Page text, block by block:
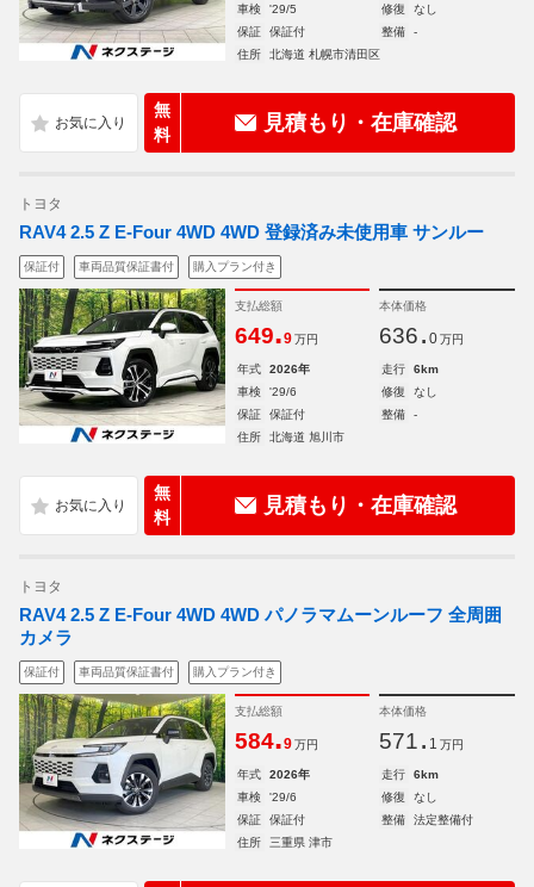
車検
'29/5 修復
なし
保証
保証付 整備
-
住所
北海道 札幌市清田区
無
料
見積もり・在庫確認
トヨタ
RAV4 2.5 Z E-Four 4WD 4WD 登録済み未使用車 サンルー
保証付 車両品質保証書付 購入プラン付き
支払総額
649.9 万円
本体価格
636. 0 万円
年式 2026年 走行
6km
車検
'29/6 修復
なし
保証
保証付 整備
-
住所
北海道 旭川市
無
料
見積もり・在庫確認
トヨタ
RAV4 2.5 Z E-Four 4WD 4WD パノラマムーンルーフ 全周囲
カメラ
保証付 車両品質保証書付 購入プラン付き
支払総額
584.9 万円
本体価格
571. 1 万円
年式 2026年 走行
6km
車検
'29/6 修復
なし
保証
保証付 整備
法定整備付
住所
三重県 津市